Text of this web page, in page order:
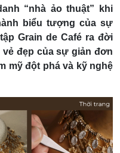
“nhà ảo thuật” khi
biểu tượng của sự
Grain de Café ra đời
đẹp của sự giản đơn
mỹ đột phá và kỹ nghệ